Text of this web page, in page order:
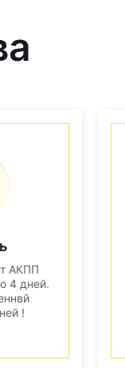
АКПП
4 дней.
!